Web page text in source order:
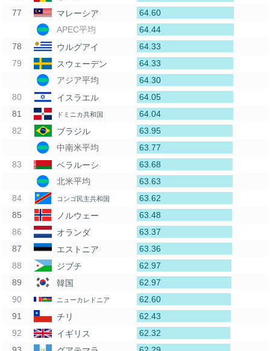
マレーシア
64.60
APEC平均
64.44
ウルグアイ
64.33
スウェーデン
64.33
アジア平均
64.30
イスラエル
64.05
ドミニカ共和国
64.04
ブラジル
63.95
中南米平均
63.77
ベラルーシ
63.68
北米平均
63.63
コンゴ民主共和国
63.62
ノルウェー
63.48
オランダ
63.37
エストニア
63.36
ジブチ
62.97
韓国
62.97
ニューカレドニア
62.60
チリ
62.43
イギリス
62.32